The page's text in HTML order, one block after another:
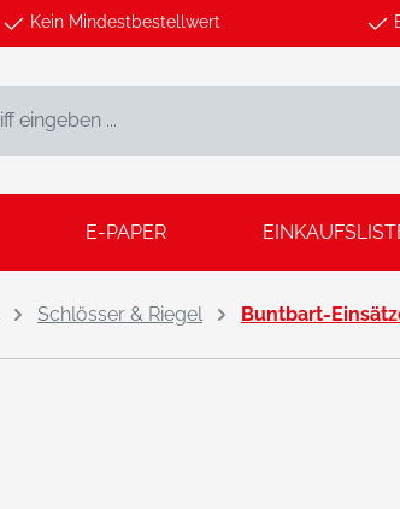
Kein Mindestbestellwert
E-PAPER
Schlösser & Riegel Buntbart-